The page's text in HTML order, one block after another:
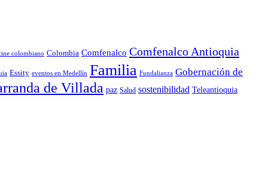
colombiano Colombia Comfenalco Comfenalco Antioquia
Essity eventos en Medellín Familia Fundalianza Gobernación de
de Villada paz Salud sostenibilidad Teleantioquia